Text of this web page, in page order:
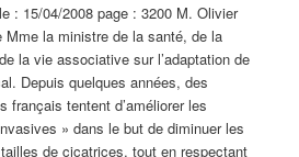
: 15/04/2008 page : 3200 M. Olivier
Mme la ministre de la santé, de la
la vie associative sur l’adaptation de
Depuis quelques années, des
français tentent d’améliorer les
» dans le but de diminuer les
de cicatrices, tout en respectant